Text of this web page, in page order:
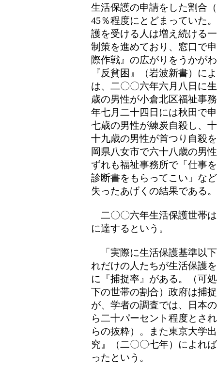
生活保護の申請をした割合
45％程度にとどまっていた
護を受ける人は増え続ける
制策を進めており、窓口で
際作戦』の広がりをうかが
『反貧困』（岩波新書）に
は、二〇〇六年六月八日に
歳の男性が小倉北区福祉事
年七月二十四日には秋田で
七歳の男性が練炭自殺し、
十九歳の男性が首つり自殺
岡県八女市で六十八歳の男
ずれも福祉事務所で「仕事
診断書をもらってこい」な
失ったあげくの結果である。
二〇〇六年生活保護世帯
に達するという。
「実際に生活保護基準以
れだけの人たちが生活保護
に『捕捉率』がある。（可
下の世帯の割合）政府は捕
が、学者の調査では、日本
ら二十パーセント程度とさ
らの抜粋）。また東京大学
究』（二〇〇七年）によれ
ったという。